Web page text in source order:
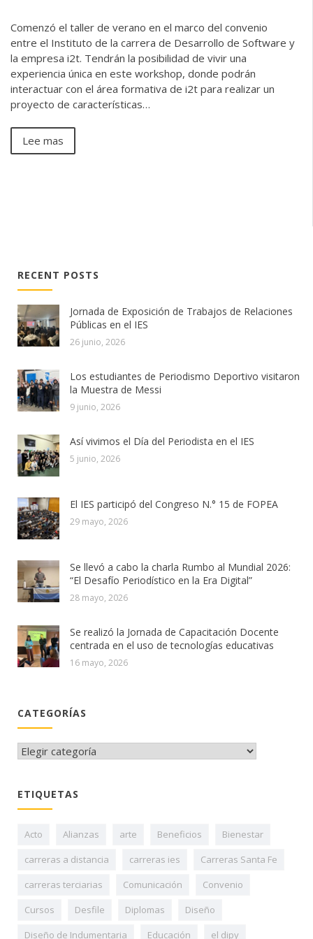
Comenzó el taller de verano en el marco del convenio
entre el Instituto de la carrera de Desarrollo de Software y
la empresa i2t. Tendrán la posibilidad de vivir una
experiencia única en este workshop, donde podrán
interactuar con el área formativa de i2t para realizar un
proyecto de características…
Lee mas
RECENT POSTS
Jornada de Exposición de Trabajos de Relaciones
Públicas en el IES
26 junio, 2026
Los estudiantes de Periodismo Deportivo visitaron
la Muestra de Messi
9 junio, 2026
Así vivimos el Día del Periodista en el IES
5 junio, 2026
El IES participó del Congreso N.° 15 de FOPEA
29 mayo, 2026
Se llevó a cabo la charla Rumbo al Mundial 2026:
“El Desafío Periodístico en la Era Digital”
28 mayo, 2026
Se realizó la Jornada de Capacitación Docente
centrada en el uso de tecnologías educativas
16 mayo, 2026
CATEGORÍAS
CATEGORÍAS
ETIQUETAS
Acto Alianzas arte Beneficios
Bienestar
carreras a distancia
carreras ies
Carreras Santa Fe
carreras terciarias
Comunicación
Convenio
Cursos
Desfile Diplomas
Diseño
Diseño de Indumentaria
Educación el dipy